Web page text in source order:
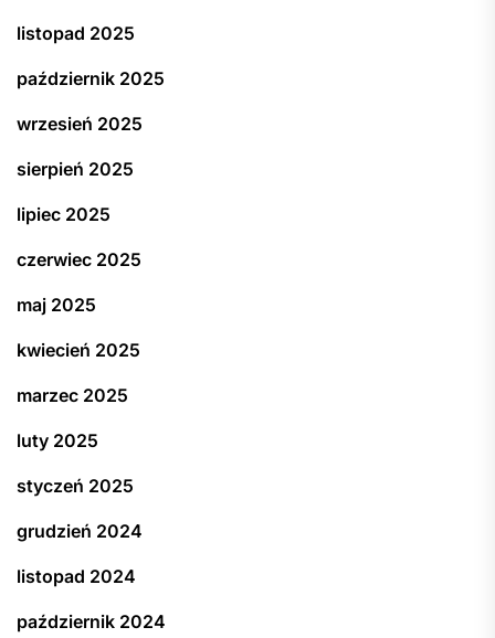
listopad 2025
październik 2025
wrzesień 2025
sierpień 2025
lipiec 2025
czerwiec 2025
maj 2025
kwiecień 2025
marzec 2025
luty 2025
styczeń 2025
grudzień 2024
listopad 2024
październik 2024